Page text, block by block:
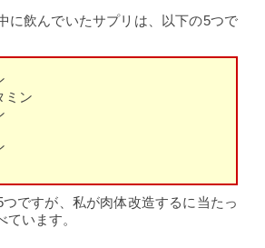
に飲んでいたサプリは、以下の5つで
ミン
ですが、私が肉体改造するに当たっ
います。